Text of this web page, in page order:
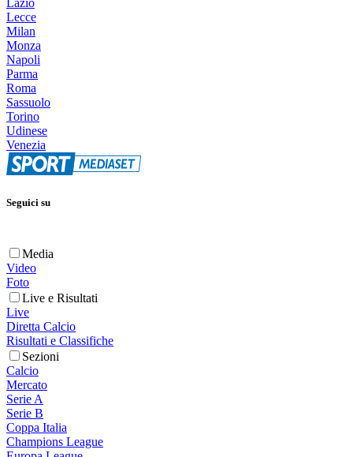
Lazio
Lecce
Milan
Monza
Napoli
Parma
Roma
Sassuolo
Torino
Udinese
Venezia
Seguici su
Media
Video
Foto
Live e Risultati
Live
Diretta Calcio
Risultati e Classifiche
Sezioni
Calcio
Mercato
Serie A
Serie B
Coppa Italia
Champions League